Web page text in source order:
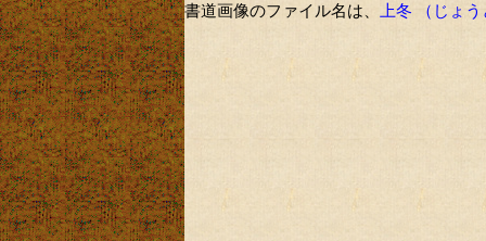
書道画像のファイル名は、 上冬 （じょ